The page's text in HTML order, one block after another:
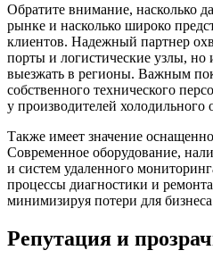
Обратите внимание, насколько
рынке и насколько широко
клиентов. Надежный партнер
порты и логистические узлы, но
выезжать в регионы. Важным
собственного технического
у производителей холодильного
Также имеет значение
Современное оборудование,
и систем удаленного
процессы диагностики и
минимизируя потери для
Репутация и